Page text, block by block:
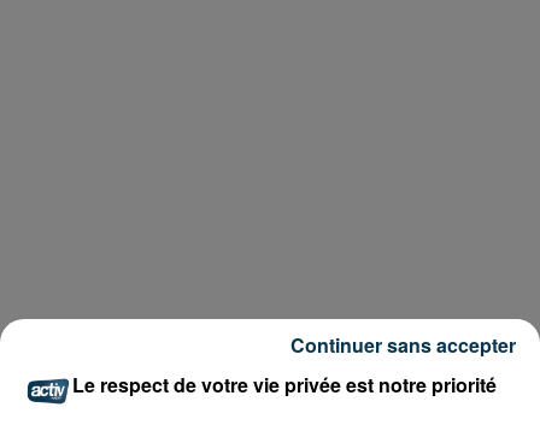
Le respect de votre vie privée est notre priorité
Continuer sans accepter